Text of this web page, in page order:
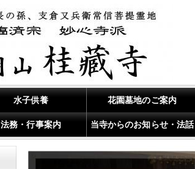
水子供養 花園墓地のご案内
法務・行事案内 当寺からのお知らせ・法話